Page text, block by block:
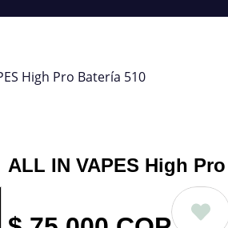
High Pro Batería 510
ALL IN VAPES High